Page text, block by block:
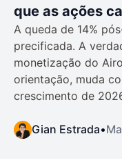
que as ações
A queda de 14%
precificada. A
monetização do
orientação, muda
crescimento de
Gian Estrada•